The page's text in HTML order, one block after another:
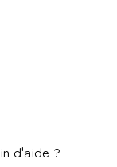
d'aide ?